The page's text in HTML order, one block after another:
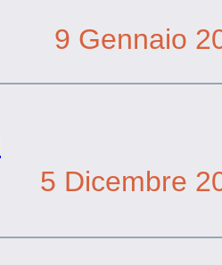
9 Gennaio
5 Dicembre